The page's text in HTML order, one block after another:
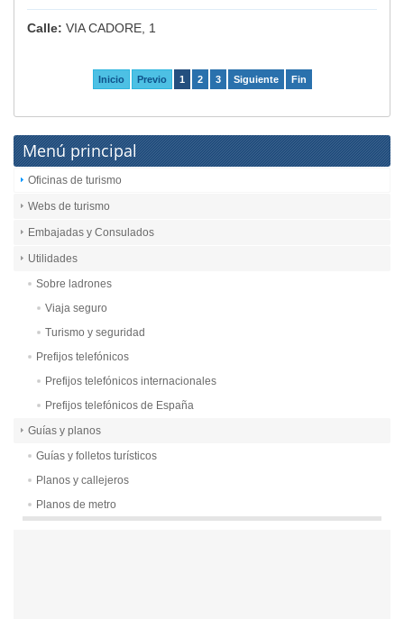
Calle: VIA CADORE, 1
Inicio Previo 1 2 3 Siguiente Fin
Menú principal
Oficinas de turismo
Webs de turismo
Embajadas y Consulados
Utilidades
Sobre ladrones
Viaja seguro
Turismo y seguridad
Prefijos telefónicos
Prefijos telefónicos internacionales
Prefijos telefónicos de España
Guías y planos
Guías y folletos turísticos
Planos y callejeros
Planos de metro